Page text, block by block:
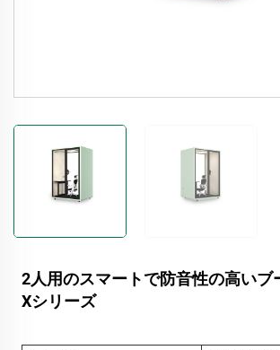
2人用のスマートで防音性の高いブ
Xシリーズ